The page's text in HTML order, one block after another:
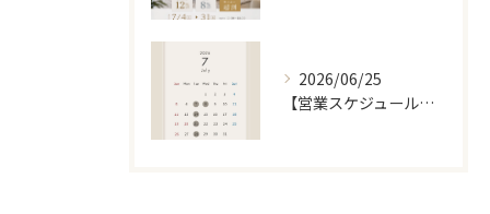
2026/06/25
【営業スケジュール】7月カレンダー